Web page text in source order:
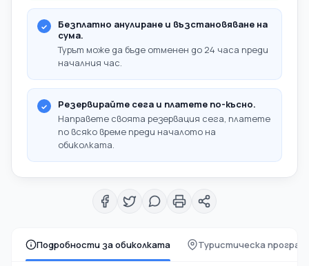
Подробности за обиколката Туристическа
Безплатно анулиране и възстановяване на
сума.
Турът може да бъде отменен до 24 часа преди
началния час.
Резервирайте сега и платете по-късно.
Направете своята резервация сега, платете
по всяко време преди началото на
обиколката.